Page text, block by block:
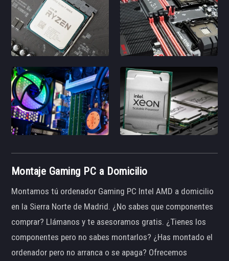
Montaje Gaming PC a Domicilio
Montamos tú ordenador Gaming PC Intel AMD a domicilio
en la Sierra Norte de Madrid. ¿No sabes que componentes
comprar? Llámanos y te asesoramos gratis. ¿Tienes los
componentes pero no sabes montarlos? ¿Has montado el
ordenador pero no arranca o se apaga? Ofrecemos